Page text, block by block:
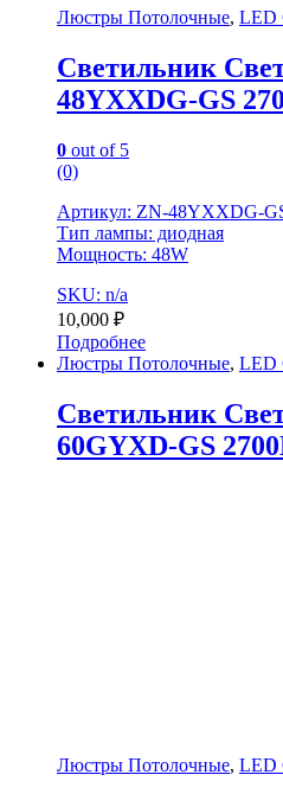
Люстры Потолочные, LED
Светильник
48YXXDG-GS
0 out of 5
(0)
Артикул: ZN-48YXXDG-
Тип лампы: диодная
Мощность: 48W
SKU: n/a
10,000 ₽
Подробнее
Люстры Потолочные, LED
Светильник
60GYXD-GS
Люстры Потолочные, LED